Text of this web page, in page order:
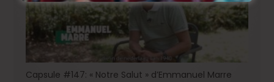
Capsule #147: « Notre Salut » d’Emmanuel Marre